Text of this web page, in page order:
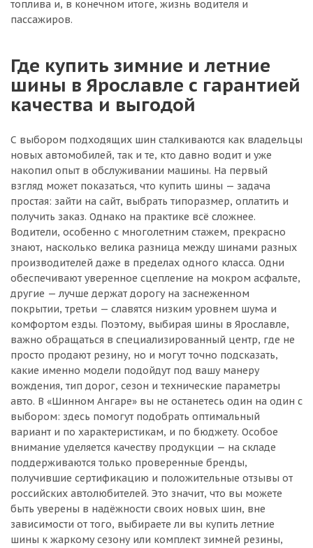
топлива и, в конечном итоге, жизнь водителя и
пассажиров.
Где купить зимние и летние
шины в Ярославле с гарантией
качества и выгодой
С выбором подходящих шин сталкиваются как владельцы
новых автомобилей, так и те, кто давно водит и уже
накопил опыт в обслуживании машины. На первый
взгляд может показаться, что купить шины — задача
простая: зайти на сайт, выбрать типоразмер, оплатить и
получить заказ. Однако на практике всё сложнее.
Водители, особенно с многолетним стажем, прекрасно
знают, насколько велика разница между шинами разных
производителей даже в пределах одного класса. Одни
обеспечивают уверенное сцепление на мокром асфальте,
другие — лучше держат дорогу на заснеженном
покрытии, третьи — славятся низким уровнем шума и
комфортом езды. Поэтому, выбирая шины в Ярославле,
важно обращаться в специализированный центр, где не
просто продают резину, но и могут точно подсказать,
какие именно модели подойдут под вашу манеру
вождения, тип дорог, сезон и технические параметры
авто. В «Шинном Ангаре» вы не останетесь один на один с
выбором: здесь помогут подобрать оптимальный
вариант и по характеристикам, и по бюджету. Особое
внимание уделяется качеству продукции — на складе
поддерживаются только проверенные бренды,
получившие сертификацию и положительные отзывы от
российских автолюбителей. Это значит, что вы можете
быть уверены в надёжности своих новых шин, вне
зависимости от того, выбираете ли вы купить летние
шины к жаркому сезону или комплект зимней резины,